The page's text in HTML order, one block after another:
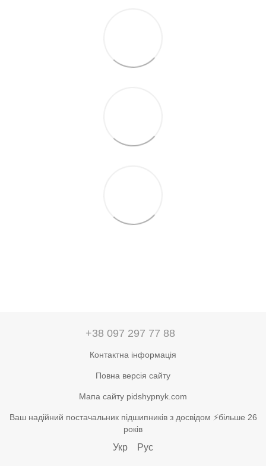
+38 097 297 77 88
Контактна інформація
Повна версія сайту
Мапа сайту pidshypnyk.com
Ваш надійний постачальник підшипників з досвідом ⚡більше 26
років
Укр Рус